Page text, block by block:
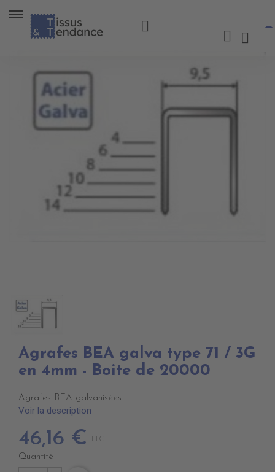
Agrafes BEA galva type 71 / 3G
en 4mm - Boite de 20000
Agrafes BEA galvanisées
Voir la description
46,16 € TTC
Quantité